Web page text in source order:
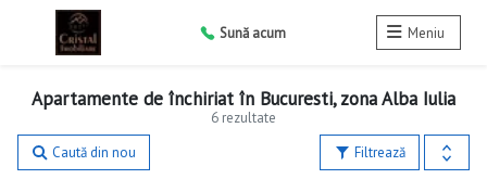
Sună acum Meniu
6 rezultate
Apartamente de închiriat în Bucuresti, zona Alba Iulia
Filtrează
Caută din nou